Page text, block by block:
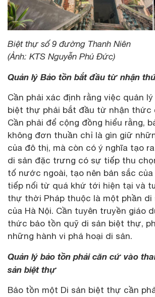
Biệt thự số 9 đường Thanh Niên
(Ảnh: KTS Nguyễn Phú Đức)
Quản lý Bảo tồn bắt đầu từ nhận
Cần phải xác định rằng việc quản
biệt thự phải bắt đầu từ nhận thức
Cần phải để cộng đồng hiểu rằng,
không đơn thuần chỉ là gìn giữ
của đô thị, mà còn có ý nghĩa tạo
di sản đặc trưng có sự tiếp thu
tố nước ngoài, tạo nên bản sắc
tiếp nối từ quá khứ tới hiện tại và
thự thời Pháp thuộc là một phần di
của Hà Nội. Cần tuyên truyền giáo
thức bảo tồn quỹ di sản biệt thự,
những hành vi phá hoại di sản.
Quản lý bảo tồn phải căn cứ vào
sản biệt thự
Bảo tồn một Di sản biệt thự cần